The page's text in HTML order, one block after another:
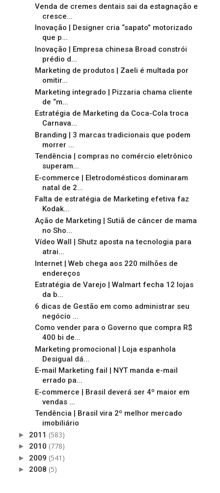
Venda de cremes dentais sai da estagnação e
cresce...
Inovação | Designer cria “sapato” motorizado
que p...
Inovação | Empresa chinesa Broad constrói
prédio d...
Marketing de produtos | Zaeli é multada por
omitir...
Marketing integrado | Pizzaria chama cliente
de “m...
Estratégia de Marketing da Coca-Cola troca
Carnava...
Branding | 3 marcas tradicionais que podem
morrer ...
Tendência | compras no comércio eletrônico
superam...
E-commerce | Eletrodomésticos dominaram
natal de 2...
Falta de estratégia de Marketing efetiva faz
Kodak...
Ação de Marketing | Sutiã de câncer de mama
no Sho...
Vídeo Wall | Shutz aposta na tecnologia para
atrai...
Internet | Web chega aos 220 milhões de
endereços
Estratégia de Varejo | Walmart fecha 12 lojas
da b...
6 dicas de Gestão em como administrar seu
negócio ...
Como vender para o Governo que compra R$
400 bi de...
Marketing promocional | Loja espanhola
Desigual dá...
E-mail Marketing fail | NYT manda e-mail
errado pa...
E-commerce | Brasil deverá ser 4º maior em
vendas ...
Tendência | Brasil vira 2º melhor mercado
imobiliário
► 2011 (583)
► 2010 (778)
► 2009 (541)
► 2008 (5)